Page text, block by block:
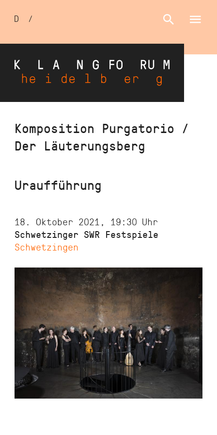
Direkt
Inhalt
Sprachumschalter
D /
Komposition Purgatorio /
Der Läuterungsberg
Uraufführung
18. Oktober 2021, 19:30 Uhr
Schwetzinger SWR Festspiele
Schwetzingen